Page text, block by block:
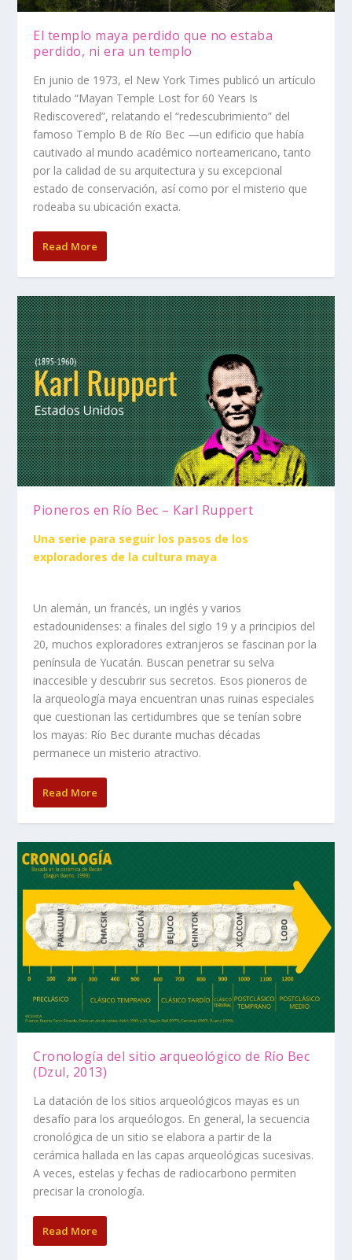
El templo maya perdido que no estaba
perdido, ni era un templo
En junio de 1973, el New York Times publicó un artículo
titulado “Mayan Temple Lost for 60 Years Is
Rediscovered”, relatando el “redescubrimiento” del
famoso Templo B de Río Bec —un edificio que había
cautivado al mundo académico norteamericano, tanto
por la calidad de su arquitectura y su excepcional
estado de conservación, así como por el misterio que
rodeaba su ubicación exacta.
Read More
Pioneros en Río Bec – Karl Ruppert
Una serie para seguir los pasos de los
exploradores de la cultura maya
Un alemán, un francés, un inglés y varios
estadounidenses: a finales del siglo 19 y a principios del
20, muchos exploradores extranjeros se fascinan por la
península de Yucatán. Buscan penetrar su selva
inaccesible y descubrir sus secretos. Esos pioneros de
la arqueología maya encuentran unas ruinas especiales
que cuestionan las certidumbres que se tenían sobre
los mayas: Río Bec durante muchas décadas
permanece un misterio atractivo.
Read More
Cronología del sitio arqueológico de Río Bec
(Dzul, 2013)
La datación de los sitios arqueológicos mayas es un
desafío para los arqueólogos. En general, la secuencia
cronológica de un sitio se elabora a partir de la
cerámica hallada en las capas arqueológicas sucesivas.
A veces, estelas y fechas de radiocarbono permiten
precisar la cronología.
Read More